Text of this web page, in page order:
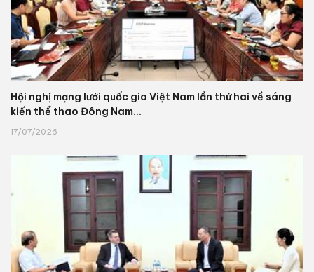
Hội nghị mạng lưới quốc gia Việt Nam lần thứ hai về sáng
kiến thể thao Đông Nam...
17/07/2026